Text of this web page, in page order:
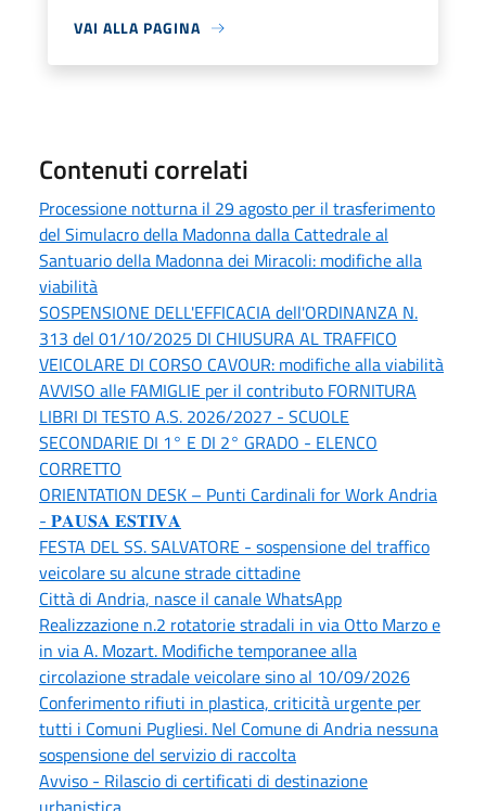
VAI ALLA PAGINA
Contenuti correlati
Processione notturna il 29 agosto per il trasferimento
del Simulacro della Madonna dalla Cattedrale al
Santuario della Madonna dei Miracoli: modifiche alla
viabilità
SOSPENSIONE DELL'EFFICACIA dell'ORDINANZA N.
313 del 01/10/2025 DI CHIUSURA AL TRAFFICO
VEICOLARE DI CORSO CAVOUR: modifiche alla viabilità
AVVISO alle FAMIGLIE per il contributo FORNITURA
LIBRI DI TESTO A.S. 2026/2027 - SCUOLE
SECONDARIE DI 1° E DI 2° GRADO - ELENCO
CORRETTO
ORIENTATION DESK – Punti Cardinali for Work Andria
- 𝐏𝐀𝐔𝐒𝐀 𝐄𝐒𝐓𝐈𝐕𝐀
FESTA DEL SS. SALVATORE - sospensione del traffico
veicolare su alcune strade cittadine
Città di Andria, nasce il canale WhatsApp
Realizzazione n.2 rotatorie stradali in via Otto Marzo e
in via A. Mozart. Modifiche temporanee alla
circolazione stradale veicolare sino al 10/09/2026
Conferimento rifiuti in plastica, criticità urgente per
tutti i Comuni Pugliesi. Nel Comune di Andria nessuna
sospensione del servizio di raccolta
Avviso - Rilascio di certificati di destinazione